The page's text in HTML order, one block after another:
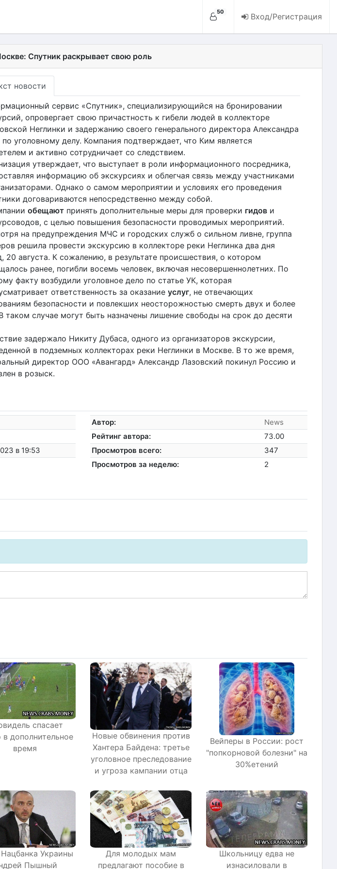
50 Вход/Регистрация
Спутник раскрывает свою роль
новости
сервис «Спутник», специализирующийся на бронировании
опровергает свою причастность к гибели людей в коллекторе
Неглинки и задержанию своего генерального директора Александра
уголовному делу. Компания подтверждает, что Ким является
и активно сотрудничает со следствием.
утверждает, что выступает в роли информационного посредника,
информацию об экскурсиях и облегчая связь между участниками
Однако о самом мероприятии и условиях его проведения
договариваются непосредственно между собой.
обещаютпринять дополнительные меры для проверки гидови
с целью повышения безопасности проводимых мероприятий.
на предупреждения МЧС и городских служб о сильном ливне, группа
решила провести экскурсию в коллекторе реки Неглинка два дня
20 августа. К сожалению, в результате происшествия, о котором
ранее, погибли восемь человек, включая несовершеннолетних. По
факту возбудили уголовное дело по статье УК, которая
ответственность за оказание услуг, не отвечающих
безопасности и повлекших неосторожностью смерть двух и более
таком случае могут быть назначены лишение свободы на срок до десяти
задержало Никиту Дубаса, одного из организаторов экскурсии,
в подземных коллекторах реки Неглинки в Москве. В то же время,
директор ООО «Авангард» Александр Лазовский покинул Россию и
в розыск.
в 19:53
Автор:
News
Рейтинг автора:
73.00
Просмотров всего:
347
Просмотров за неделю:
2
спасает
дополнительное
время
Новые обвинения против
Хантера Байдена: третье
уголовное преследование
и угроза кампании отца
Вейперы в России: рост
"попкорновой болезни" на
30%етений
Нацбанка Украины
Пышный
Для молодых мам
предлагают пособие в
Школьницу едва не
изнасиловали в